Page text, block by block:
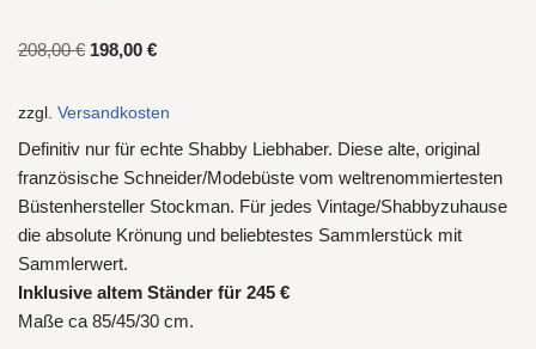
208,00€ 198,00 €
zzgl. Versandkosten
Definitiv nur für echte Shabby Liebhaber. Diese alte, original
französische Schneider/Modebüste vom weltrenommiertesten
Büstenhersteller Stockman. Für jedes Vintage/Shabbyzuhause
die absolute Krönung und beliebtestes Sammlerstück mit
Sammlerwert.
Inklusive altem Ständer für 245 €
Maße ca 85/45/30 cm.